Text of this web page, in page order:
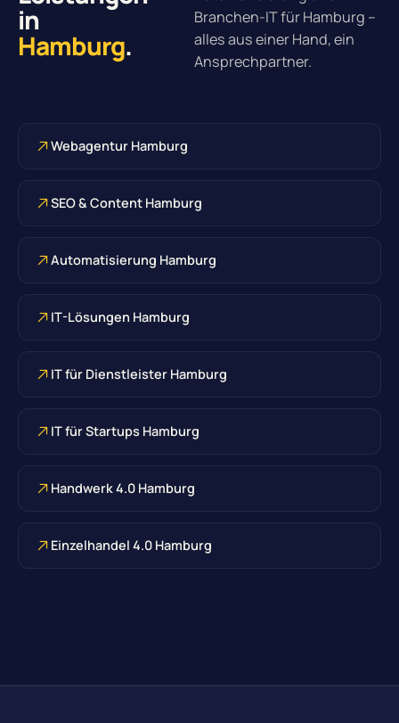
in
Hamburg.
Branchen-IT für Hamburg –
alles aus einer Hand, ein
Ansprechpartner.
Webagentur Hamburg
SEO & Content Hamburg
Automatisierung Hamburg
IT-Lösungen Hamburg
IT für Dienstleister Hamburg
IT für Startups Hamburg
Handwerk 4.0 Hamburg
Einzelhandel 4.0 Hamburg